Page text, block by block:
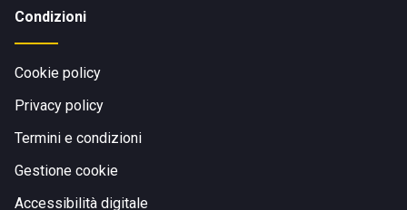
Condizioni
Cookie policy
Privacy policy
Termini e condizioni
Gestione cookie
Accessibilità digitale